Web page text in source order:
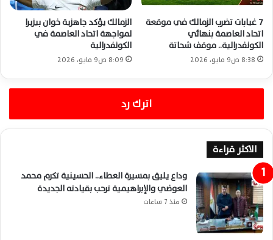
7 غيابات تضرب الزمالك في موقعة
اتحاد العاصمة بنهائي
الكونفدرالية.. موقف شحاتة
8:38 ص9 مايو، 2026
الزمالك يؤكد جاهزية خوان بيزيرا
لمواجهة اتحاد العاصمة في
الكونفدرالية
8:09 ص9 مايو، 2026
اترك رد
الاكثر قراءة
وداع يليق بمسيرة العطاء.. الحسينية تكرم محمد
العوضي والإبراهيمية ترحب بقيادته الجديدة
منذ 7 ساعات